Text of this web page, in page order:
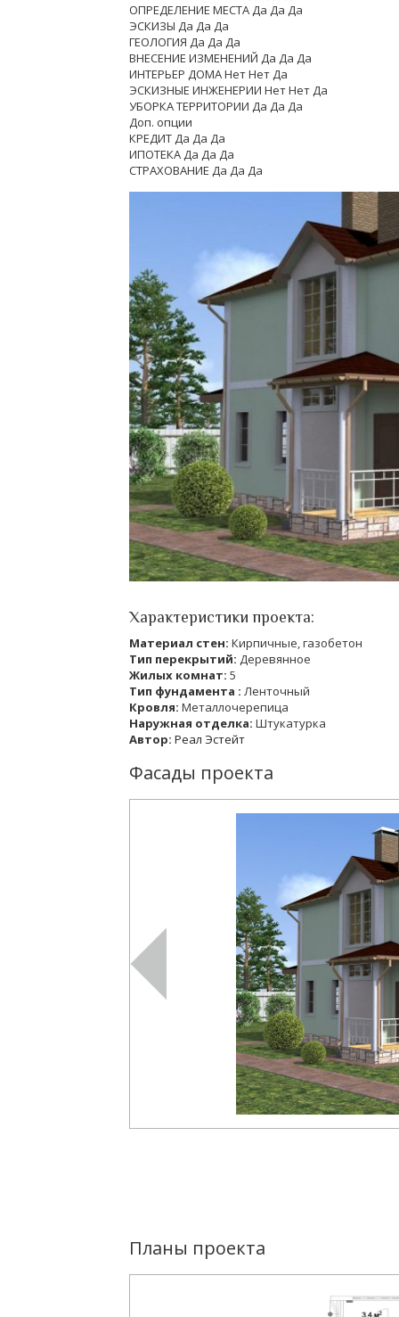
ОПРЕДЕЛЕНИЕ МЕСТА Да Да Да
ЭСКИЗЫ Да Да Да
ГЕОЛОГИЯ Да Да Да
ВНЕСЕНИЕ ИЗМЕНЕНИЙ Да Да Да
ИНТЕРЬЕР ДОМА Нет Нет Да
ЭСКИЗНЫЕ ИНЖЕНЕРИИ Нет Нет Да
УБОРКА ТЕРРИТОРИИ Да Да Да
Доп. опции
КРЕДИТ Да Да Да
ИПОТЕКА Да Да Да
СТРАХОВАНИЕ Да Да Да
Характеристики проекта:
Материал стен: Кирпичные, газобетон
Тип перекрытий: Деревянное
Жилых комнат: 5
Тип фундамента : Ленточный
Кровля: Металлочерепица
Наружная отделка: Штукатурка
Автор: Реал Эстейт
Фасады проекта
Планы проекта